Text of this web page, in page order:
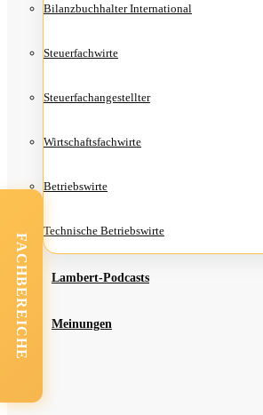
Bilanz­buch­hal­ter International
Steu­er­fach­wir­te
Steu­er­fach­an­ge­stell­ter
Wirt­schafts­fach­wir­te
Betriebs­wir­te
Tech­ni­sche Betriebswirte
Lam­­bert-Pod­­casts
Mei­nun­gen
FACHBEREICHE